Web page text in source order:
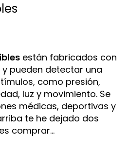
están fabricados con
pueden detectar una
como presión,
luz y movimiento. Se
médicas, deportivas y
te he dejado dos
comprar…